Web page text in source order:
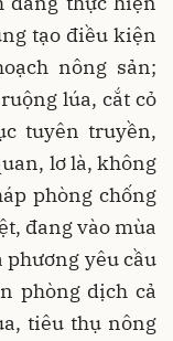
tạo điều kiện
nông sản;
lúa, cắt cỏ
tuyên truyền,
lơ là, không
phòng chống
đang vào mùa
phương yêu cầu
phòng dịch cả
tiêu thụ nông